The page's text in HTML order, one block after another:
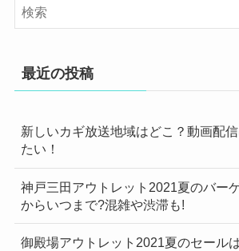
最近の投稿
新しいカギ放送地域はどこ？動画配
たい！
神戸三田アウトレット2021夏のバー
からいつまで?混雑や渋滞も!
御殿場アウトレット2021夏のセール